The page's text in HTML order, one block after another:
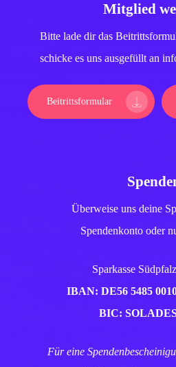
Mitglied
Bitte lade dir das
schicke es uns ausgefüllt an
Beitrittsformular
Überweise uns deine
Spendenkonto oder
Sparkasse
IBAN: DE56 5485
BIC:
Für eine